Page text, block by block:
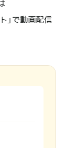
」で動画配信